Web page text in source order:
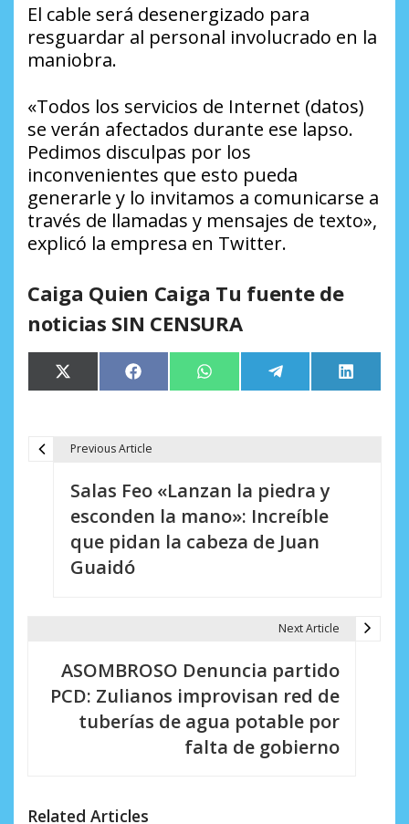
El cable será desenergizado para
resguardar al personal involucrado en la
maniobra.
«Todos los servicios de Internet (datos)
se verán afectados durante ese lapso.
Pedimos disculpas por los
inconvenientes que esto pueda
generarle y lo invitamos a comunicarse a
través de llamadas y mensajes de texto»,
explicó la empresa en Twitter.
Caiga Quien Caiga Tu fuente de
noticias SIN CENSURA
Compartir
en
X
(Twitter)
Compartir
en
Facebook Compartir
en
WhatsApp Compartir
en
Telegram
en
LinkedIn
Previous Article
Salas Feo «Lanzan la piedra y
esconden la mano»: Increíble
que pidan la cabeza de Juan
Guaidó
Next Article
ASOMBROSO Denuncia partido
PCD: Zulianos improvisan red de
tuberías de agua potable por
falta de gobierno
Related Articles